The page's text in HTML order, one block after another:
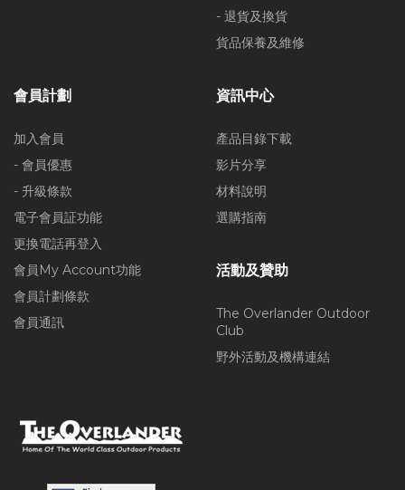
- 退貨及換貨
貨品保養及維修
會員計劃
加入會員
- 會員優惠
- 升級條款
電子會員証功能
更換電話再登入
會員My Account功能
會員計劃條款
會員通訊
資訊中心
產品目錄下載
影片分享
材料說明
選購指南
活動及贊助
The Overlander Outdoor
Club
野外活動及機構連結